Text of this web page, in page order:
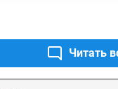
Читать